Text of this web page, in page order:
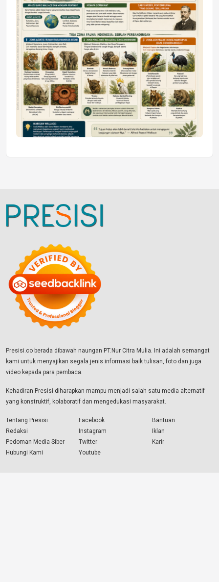
Presisi.co berada dibawah naungan PT.Nur Citra Mulia. Ini adalah semangat
kami untuk menyajikan segala jenis informasi baik tulisan, foto dan juga
video kepada para pembaca.
Kehadiran Presisi diharapkan mampu menjadi salah satu media alternatif
yang konstruktif, kolaboratif dan mengedukasi masyarakat.
Tentang Presisi
Redaksi
Pedoman Media Siber
Hubungi Kami
Facebook
Instagram
Twitter
Youtube
Bantuan
Iklan
Karir